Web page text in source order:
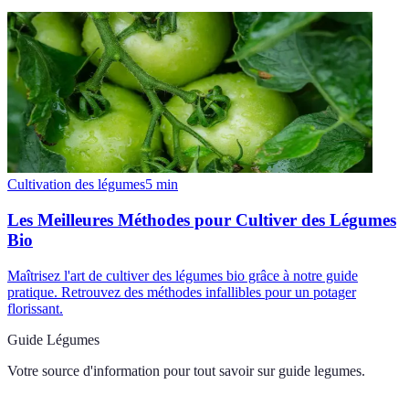
Cultivation des légumes5 min
Les Meilleures Méthodes pour Cultiver des Légumes
Bio
Maîtrisez l'art de cultiver des légumes bio grâce à notre guide
pratique. Retrouvez des méthodes infallibles pour un potager
florissant.
Guide Légumes
Votre source d'information pour tout savoir sur guide legumes.